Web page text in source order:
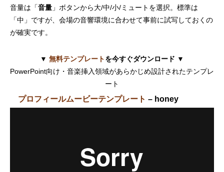
音量は「音量 」ボタンから大/中/小/ミュートを選択。標準は
「中」ですが、会場の音響環境に合わせて事前に試写しておくの
が確実です。
▼ 無料テンプレートを今すぐダウンロード ▼
PowerPoint向け・音楽挿入領域があらかじめ設計されたテンプレ
ート
プロフィールムービーテンプレート – honey